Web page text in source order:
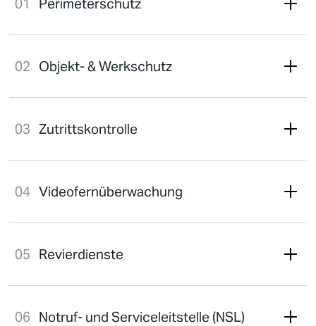
Perimeterschutz
Objekt- & Werkschutz
Zutrittskontrolle
Videofernüberwachung
Revierdienste
Notruf- und Serviceleitstelle (NSL)